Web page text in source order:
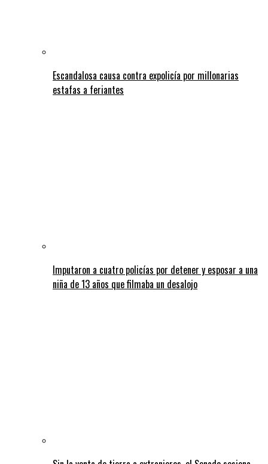
Escandalosa causa contra expolicía por millonarias
estafas a feriantes
Imputaron a cuatro policías por detener y esposar a una
niña de 13 años que filmaba un desalojo